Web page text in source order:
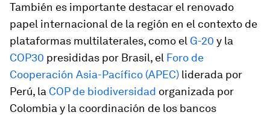
También es importante destacar el renovado
papel internacional de la región en el contexto de
plataformas multilaterales, como el G-20 y la
COP30 presididas por Brasil, el Foro de
Cooperación Asia-Pacífico (APEC) liderada por
Perú, la COP de biodiversidad organizada por
Colombia y la coordinación de los bancos